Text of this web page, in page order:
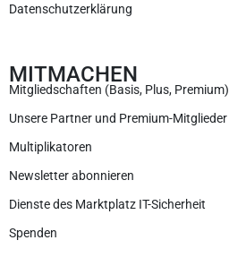
Datenschutzerklärung
MITMACHEN
Mitgliedschaften (Basis, Plus, Premium)
Unsere Partner und Premium-Mitglieder
Multiplikatoren
Newsletter abonnieren
Dienste des Marktplatz IT-Sicherheit
Spenden